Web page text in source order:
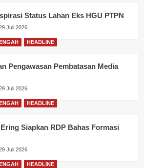
Status Lahan Eks HGU PTPN
Juli 2026
HEADLINE
Pengawasan Pembatasan Media
Juli 2026
HEADLINE
Siapkan RDP Bahas Formasi
Juli 2026
HEADLINE